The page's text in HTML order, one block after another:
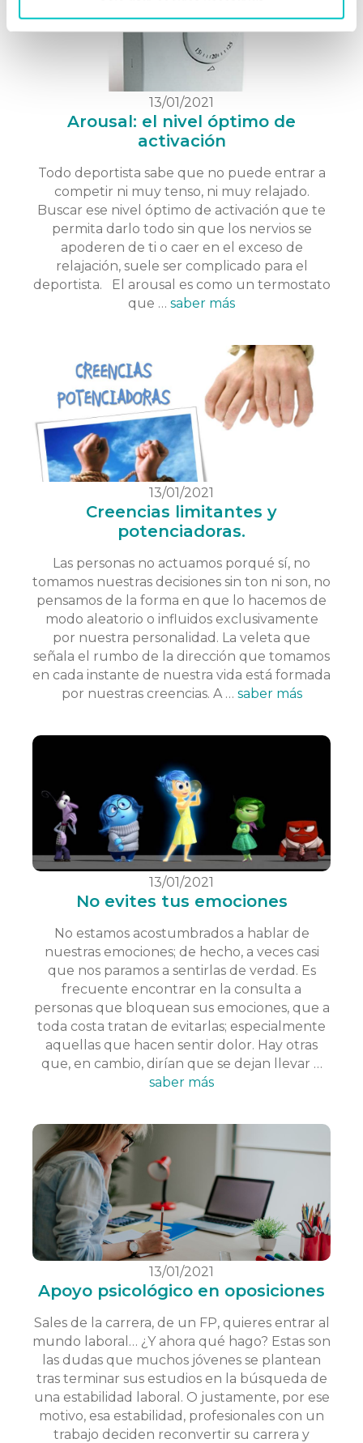
13/01/2021
Arousal: el nivel óptimo de
activación
Todo deportista sabe que no puede entrar a
competir ni muy tenso, ni muy relajado.
Buscar ese nivel óptimo de activación que te
permita darlo todo sin que los nervios se
apoderen de ti o caer en el exceso de
relajación, suele ser complicado para el
deportista. El arousal es como un termostato
que … saber más
13/01/2021
Creencias limitantes y
potenciadoras.
Las personas no actuamos porqué sí, no
tomamos nuestras decisiones sin ton ni son, no
pensamos de la forma en que lo hacemos de
modo aleatorio o influidos exclusivamente
por nuestra personalidad. La veleta que
señala el rumbo de la dirección que tomamos
en cada instante de nuestra vida está formada
por nuestras creencias. A … saber más
13/01/2021
No evites tus emociones
No estamos acostumbrados a hablar de
nuestras emociones; de hecho, a veces casi
que nos paramos a sentirlas de verdad. Es
frecuente encontrar en la consulta a
personas que bloquean sus emociones, que a
toda costa tratan de evitarlas; especialmente
aquellas que hacen sentir dolor. Hay otras
que, en cambio, dirían que se dejan llevar …
saber más
13/01/2021
Apoyo psicológico en oposiciones
Sales de la carrera, de un FP, quieres entrar al
mundo laboral… ¿Y ahora qué hago? Estas son
las dudas que muchos jóvenes se plantean
tras terminar sus estudios en la búsqueda de
una estabilidad laboral. O justamente, por ese
motivo, esa estabilidad, profesionales con un
trabajo deciden reconvertir su carrera y